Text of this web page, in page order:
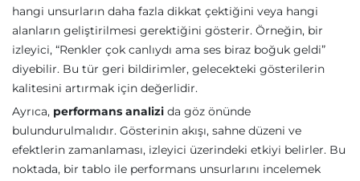
hangi unsurların daha fazla dikkat çektiğini veya hangi
alanların geliştirilmesi gerektiğini gösterir. Örneğin, bir
izleyici, “Renkler çok canlıydı ama ses biraz boğuk geldi”
diyebilir. Bu tür geri bildirimler, gelecekteki gösterilerin
kalitesini artırmak için değerlidir.
Ayrıca, performans analizi da göz önünde
bulundurulmalıdır. Gösterinin akışı, sahne düzeni ve
efektlerin zamanlaması, izleyici üzerindeki etkiyi belirler. Bu
noktada, bir tablo ile performans unsurlarını incelemek